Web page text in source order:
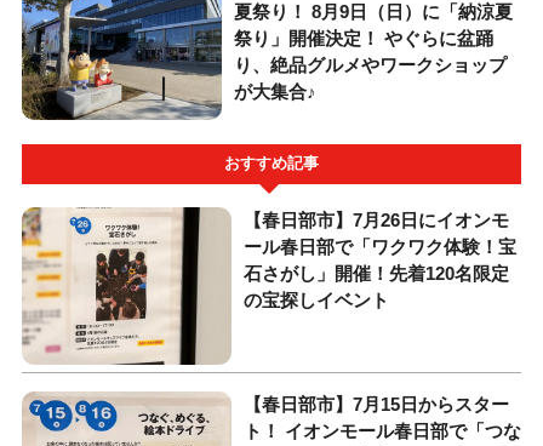
夏祭り！ 8月9日（日）に「納涼夏
祭り」開催決定！ やぐらに盆踊
り、絶品グルメやワークショップ
が大集合♪
おすすめ記事
【春日部市】7月26日にイオンモ
ール春日部で「ワクワク体験！宝
石さがし」開催！先着120名限定
の宝探しイベント
【春日部市】7月15日からスター
ト！ イオンモール春日部で「つな